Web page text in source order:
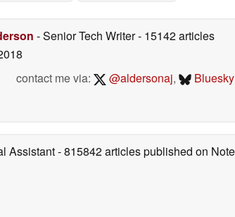
- Senior Tech Writer- 15142 articles
contact me via:
@aldersonaj, Bluesky
Assistant- 815842 articles published on